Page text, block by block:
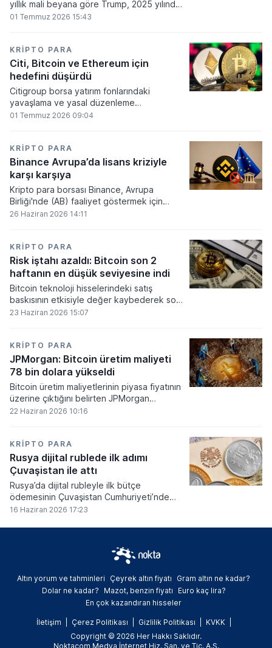
yıllık mali beyana göre Trump, 2025 yılında
kripto para ve memecoin faaliyetlerinden
01 Temmuz 2026 15:43
KRIPTO PARA
Citi, Bitcoin ve Ethereum için
hedefini düşürdü
Citigroup borsa yatırım fonlarındaki
yavaşlama ve yasal düzenleme
beklentilerinin zayıflaması üzerine kripto
01 Temmuz 2026 09:04
KRIPTO PARA
Binance Avrupa’da lisans kriziyle
karşı karşıya
Kripto para borsası Binance, Avrupa
Birliği'nde (AB) faaliyet göstermek için
gerekli düzenleyici onayları alamadı.
26 Haziran 2026 14:11
KRIPTO PARA
Risk iştahı azaldı: Bitcoin son 2
haftanın en düşük seviyesine indi
Bitcoin teknoloji hisselerindeki satış
baskısının etkisiyle değer kaybederek son
iki haftanın en düşük seviyesini gördü.
23 Haziran 2026 15:07
KRIPTO PARA
JPMorgan: Bitcoin üretim maliyeti
78 bin dolara yükseldi
Bitcoin üretim maliyetlerinin piyasa fiyatının
üzerine çıktığını belirten JPMorgan
analistleri, madencilik sektöründeki kârlılık
22 Haziran 2026 10:16
KRIPTO PARA
Rusya dijital rublede ilk adımı
Çuvaşistan ile attı
Rusya’da dijital rubleyle ilk bütçe
ödemesinin Çuvaşistan Cumhuriyeti’nde
gerçekleştirildiği bildirildi.
16 Haziran 2026 17:23
Altın yorum ve tahminleri Çeyrek altın fiyatı
Gram altın ne kadar?
Dolar ne kadar?
Mazot, benzin fiyatı
Euro kaç lira?
En çok kazandıran hisseler
İletişim Çerez Politikası Gizlilik Politikası
KVKK
Copyright © 2026 Her Hakkı Saklıdır.
Noktacom Medya İnternet Hiz. San. ve Tic. A.Ş.